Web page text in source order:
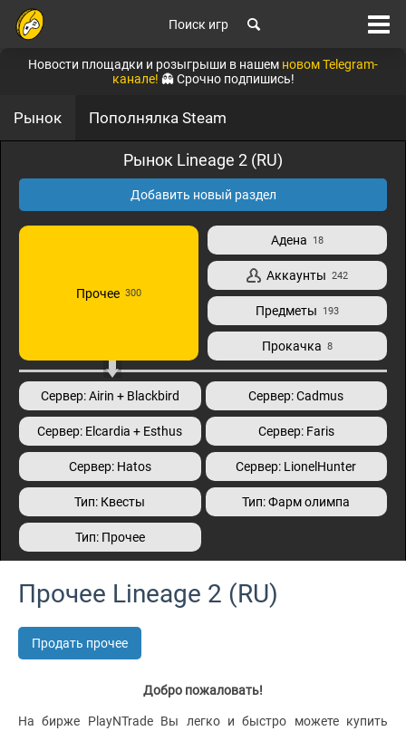
Поиск игр
Новости площадки и розыгрыши в нашем новом Telegram-
канале! 👻 Срочно подпишись!
Рынок Пополнялка Steam
Рынок Lineage 2 (RU)
Добавить новый раздел
Прочее 300
Адена 18
Аккаунты 242
Предметы 193
Прокачка 8
Сервер: Airin + Blackbird Сервер: Cadmus
Сервер: Elcardia + Esthus Сервер: Faris
Сервер: Hatos Сервер: LionelHunter
Тип: Квесты Тип: Фарм олимпа
Тип: Прочее
Прочее Lineage 2 (RU)
Продать прочее
Добро пожаловать!
На бирже PlayNTrade Вы легко и быстро можете купить